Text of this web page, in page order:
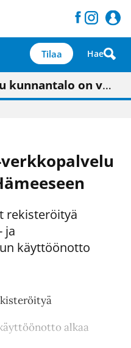
Tilaa Hae
hieman parempana painojäljen laatuna lehdessä
on valoisa
uudelleen keskustavisiotyön”
omavaraisemmin kuin kaupungissa"
rekisteröityä
ja
käyttöönotto
alkaa